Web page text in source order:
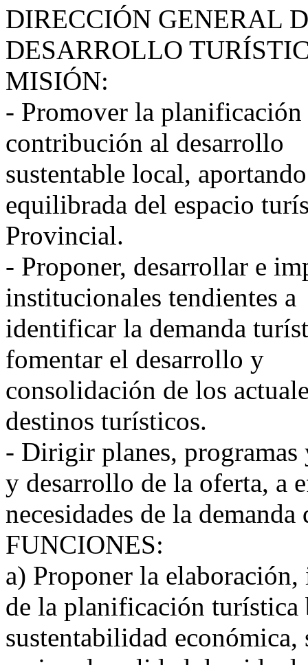
DIRECCIÓN GENERAL
DESARROLLO
MISIÓN:
- Promover la
contribución al desarrollo
sustentable local,
equilibrada del espacio
Provincial.
- Proponer, desarrollar e
institucionales tendientes a
identificar la demanda
fomentar el desarrollo y
consolidación de los
destinos turísticos.
- Dirigir planes, programas
y desarrollo de la oferta, a
necesidades de la
FUNCIONES:
a) Proponer la
de la planificación
sustentabilidad